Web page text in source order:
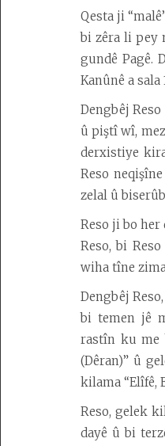
Qesta ji
bi zêra li pey
gundê Pagê.
Kanûnê a
Dengbêj
û piştî wî,
derxistiye
Reso
zelal û
Reso ji bo
Reso, bi
wiha tîne
Dengbêj
bi temen jê
rastîn ku me
(Dêran)” û
kilama “Elîfê,
Reso, gelek
dayê û bi